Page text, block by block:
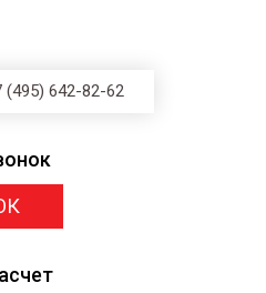
(495) 642-82-62